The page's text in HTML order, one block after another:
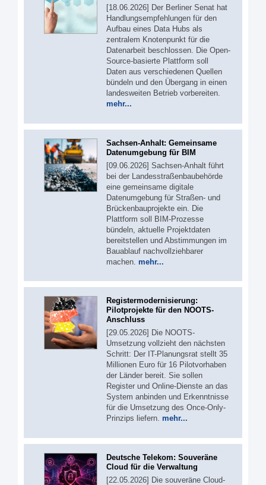
[18.06.2026] Der Berliner Senat hat
Handlungsempfehlungen für den
Aufbau eines Data Hubs als
zentralem Knotenpunkt für die
Datenarbeit beschlossen. Die Open-
Source-basierte Plattform soll
Daten aus verschiedenen Quellen
bündeln und den Übergang in einen
landesweiten Betrieb vorbereiten.
mehr...
Sachsen-Anhalt: Gemeinsame
Datenumgebung für BIM
[09.06.2026] Sachsen-Anhalt führt
bei der Landesstraßenbaubehörde
eine gemeinsame digitale
Datenumgebung für Straßen- und
Brückenbauprojekte ein. Die
Plattform soll BIM-Prozesse
bündeln, aktuelle Projektdaten
bereitstellen und Abstimmungen im
Bauablauf nachvollziehbarer
machen. mehr...
Registermodernisierung:
Pilotprojekte für den NOOTS-
Anschluss
[29.05.2026] Die NOOTS-
Umsetzung vollzieht den nächsten
Schritt: Der IT-Planungsrat stellt 35
Millionen Euro für 16 Pilotvorhaben
der Länder bereit. Sie sollen
Register und Online-Dienste an das
System anbinden und Erkenntnisse
für die Umsetzung des Once-Only-
Prinzips liefern. mehr...
Deutsche Telekom: Souveräne
Cloud für die Verwaltung
[22.05.2026] Die souveräne Cloud-